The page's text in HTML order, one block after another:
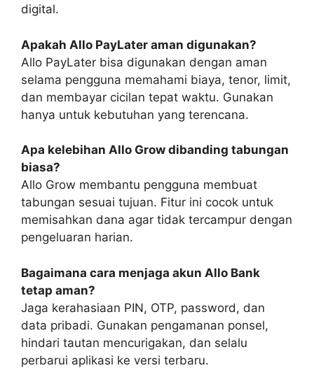
digital.
Apakah Allo PayLater aman digunakan?
Allo PayLater bisa digunakan dengan aman
selama pengguna memahami biaya, tenor, limit,
dan membayar cicilan tepat waktu. Gunakan
hanya untuk kebutuhan yang terencana.
Apa kelebihan Allo Grow dibanding tabungan
biasa?
Allo Grow membantu pengguna membuat
tabungan sesuai tujuan. Fitur ini cocok untuk
memisahkan dana agar tidak tercampur dengan
pengeluaran harian.
Bagaimana cara menjaga akun Allo Bank
tetap aman?
Jaga kerahasiaan PIN, OTP, password, dan
data pribadi. Gunakan pengamanan ponsel,
hindari tautan mencurigakan, dan selalu
perbarui aplikasi ke versi terbaru.